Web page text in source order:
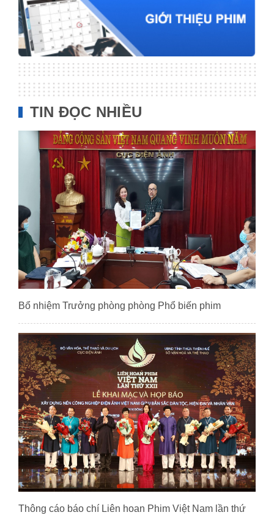
TIN ĐỌC NHIỀU
Bổ nhiệm Trưởng phòng phòng Phổ biến phim
Thông cáo báo chí Liên hoan Phim Việt Nam lần thứ